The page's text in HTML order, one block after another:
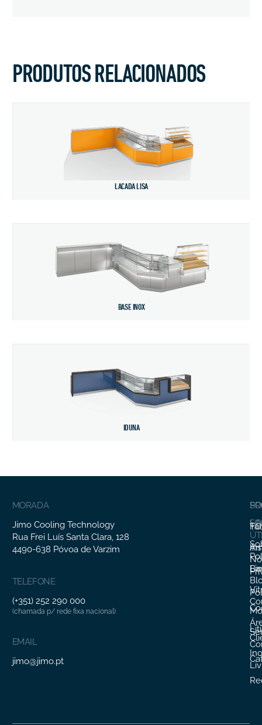
PRODUTOS RELACIONADOS
LACADA LISA
BASE INOX
IDUNA
MORADA
Jimo Cooling Technology
Rua Frei Luís Santa Clara, 128
4490-638 Póvoa de Varzim
TELEFONE
(+351) 252 290 000
(chamada p/ rede fixa nacional)
EMAIL
jimo@jimo.pt